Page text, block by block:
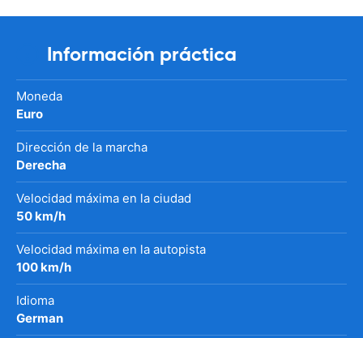
Información práctica
Moneda
Euro
Dirección de la marcha
Derecha
Velocidad máxima en la ciudad
50 km/h
Velocidad máxima en la autopista
100 km/h
Idioma
German